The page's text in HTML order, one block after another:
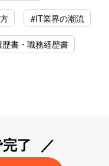
#IT業界の潮流
歴書・職務経歴書
了